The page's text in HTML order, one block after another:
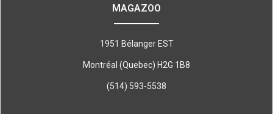
MAGAZOO
1951 Bélanger EST
Montréal (Quebec) H2G 1B8
(514) 593-5538